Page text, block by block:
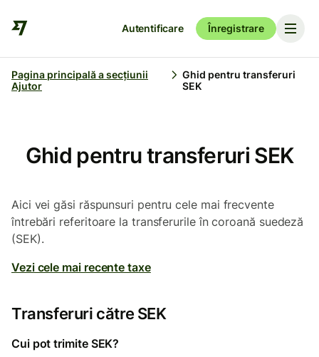
Autentificare Înregistrare
Pagina principală a secțiunii
Ajutor
Ghid pentru transferuri
SEK
Ghid pentru transferuri SEK
Aici vei găsi răspunsuri pentru cele mai frecvente
întrebări referitoare la transferurile în coroană suedeză
(SEK).
Vezi cele mai recente taxe
Transferuri către SEK
Cui pot trimite SEK?